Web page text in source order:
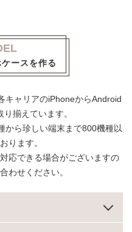
ースを作る
キャリアのiPhoneからAndroid
揃えています。
から珍しい端末まで800機種以
ります。
応できる場合がございますの
わせください。